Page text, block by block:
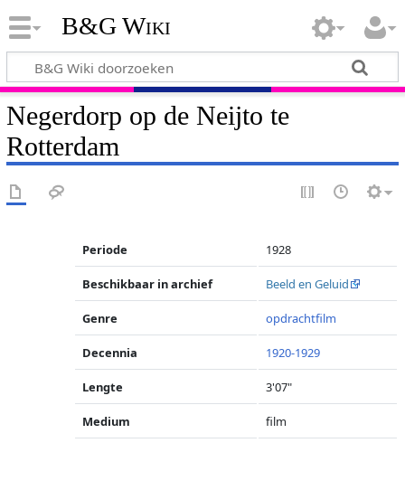
B&G Wiki
Negerdorp op de Neijto te
Rotterdam
Periode 1928
Beschikbaar in archief Beeld en Geluid
Genre opdrachtfilm
Decennia 1920-1929
Lengte 3'07"
Medium film